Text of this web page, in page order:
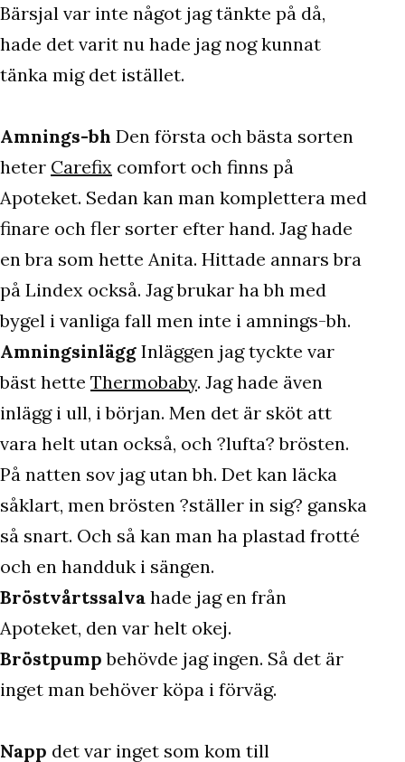
Bärsjal var inte något jag tänkte på då,
hade det varit nu hade jag nog kunnat
tänka mig det istället.
Amnings-bh Den första och bästa sorten
heter Carefix comfort och finns på
Apoteket. Sedan kan man komplettera med
finare och fler sorter efter hand. Jag hade
en bra som hette Anita. Hittade annars bra
på Lindex också. Jag brukar ha bh med
bygel i vanliga fall men inte i amnings-bh.
Amningsinlägg Inläggen jag tyckte var
bäst hette Thermobaby. Jag hade även
inlägg i ull, i början. Men det är sköt att
vara helt utan också, och ?lufta? brösten.
På natten sov jag utan bh. Det kan läcka
såklart, men brösten ?ställer in sig? ganska
så snart. Och så kan man ha plastad frotté
och en handduk i sängen.
Bröstvårtssalva hade jag en från
Apoteket, den var helt okej.
Bröstpump behövde jag ingen. Så det är
inget man behöver köpa i förväg.
Napp det var inget som kom till